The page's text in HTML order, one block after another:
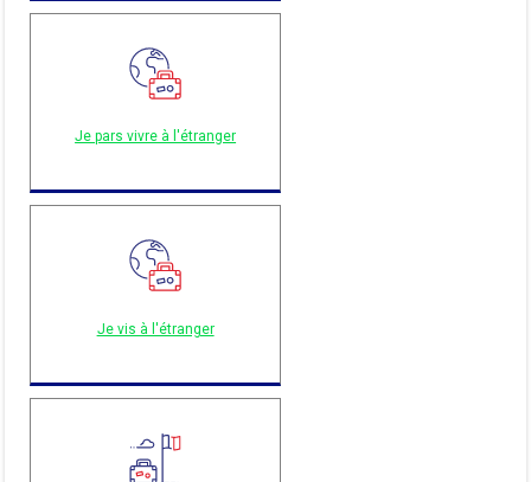
Je pars vivre à l'étranger
Je vis à l'étranger